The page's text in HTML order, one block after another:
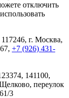
отключить
г. Москва,
+7 (926) 431-
141100,
переулок
3